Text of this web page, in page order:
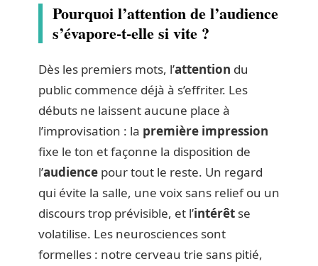
Pourquoi l’attention de l’audience
s’évapore-t-elle si vite ?
Dès les premiers mots, l’attention du
public commence déjà à s’effriter. Les
débuts ne laissent aucune place à
l’improvisation : la première impression
fixe le ton et façonne la disposition de
l’audience pour tout le reste. Un regard
qui évite la salle, une voix sans relief ou un
discours trop prévisible, et l’intérêt se
volatilise. Les neurosciences sont
formelles : notre cerveau trie sans pitié,